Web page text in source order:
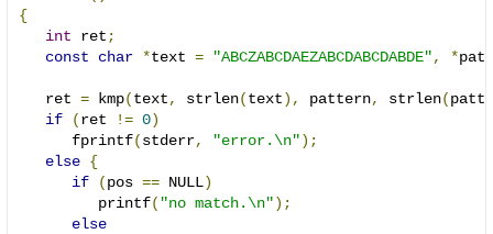
{
int ret ;
const
char *text = "ABCZABCDAEZABCDABCDABDE", *
   ret
= kmp(text, strlen(text), pattern, strlen(
if
(ret != 0)
      fprintf
(stderr, "error.\n");
else {
if
(pos == NULL)
         printf
( "no match.\n");
else